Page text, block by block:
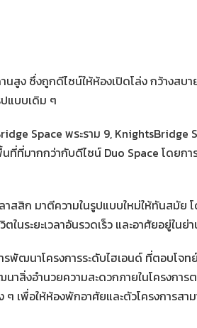
นสูง ซึ่งถูกดีไซน์ให้ห้องเปิดโล่ง กว้างส
แบบเดิม ๆ
Space พระราม 9,
พื้นที่ที่มากกว่ากับดีไซน์ Duo Space โด
ลาสสิก มาตีความในรูปแบบใหม่ให้ทันส
ในระยะเวลาอันรวดเร็ว และอาศัยอยู่ใน
พัฒนาโครงการระดับไฮเอนด์ ที่ตอบโจท
สิ่งอำนวยความสะดวกภายในโครงกา
เพื่อให้ห้องพักอาศัยและตัวโครงการส